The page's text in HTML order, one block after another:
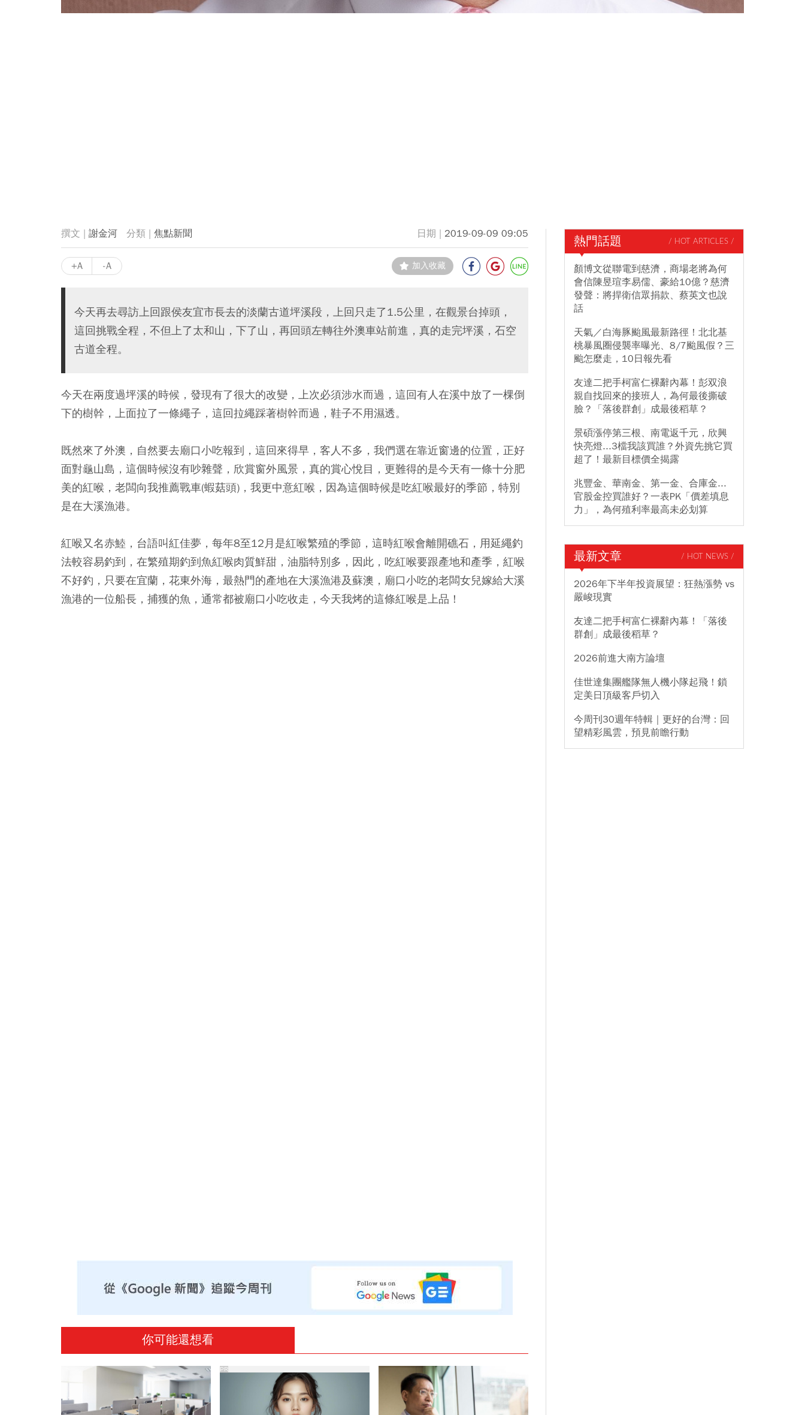
謝金河 焦點新聞 2019-09-09 09:05
+A -A 加入收藏
今天再去尋訪上回跟侯友宜市長去的淡蘭古道坪溪段，上回只走了1.5公里，在觀景台掉頭，
這回挑戰全程，不但上了太和山，下了山，再回頭左轉往外澳車站前進，真的走完坪溪，石空
古道全程。
今天在兩度過坪溪的時候，發現有了很大的改變，上次必須涉水而過，這回有人在溪中放了一棵倒
下的樹幹，上面拉了一條繩子，這回拉繩踩著樹幹而過，鞋子不用濕透。
既然來了外澳，自然要去廟口小吃報到，這回來得早，客人不多，我們選在靠近窗邊的位置，正好
面對龜山島，這個時候沒有吵雜聲，欣賞窗外風景，真的賞心悅目，更難得的是今天有一條十分肥
美的紅喉，老闆向我推薦戰車(蝦菇頭)，我更中意紅喉，因為這個時候是吃紅喉最好的季節，特別
是在大溪漁港。
紅喉又名赤鯥，台語叫紅佳夢，每年8至12月是紅喉繁殖的季節，這時紅喉會離開礁石，用延繩釣
法較容易釣到，在繁殖期釣到魚紅喉肉質鮮甜，油脂特別多，因此，吃紅喉要跟產地和產季，紅喉
不好釣，只要在宜蘭，花東外海，最熱門的產地在大溪漁港及蘇澳，廟口小吃的老闆女兒嫁給大溪
漁港的一位船長，捕獲的魚，通常都被廟口小吃收走，今天我烤的這條紅喉是上品！
你可能還想看
PR
熱門話題 / HOT ARTICLES /
顏博文從聯電到慈濟，商場老將為何
會信陳昱瑄李易儒、豪給10億？慈濟
發聲：將捍衛信眾捐款、蔡英文也說
話
天氣／白海豚颱風最新路徑！北北基
桃暴風圈侵襲率曝光、8/7颱風假？三
颱怎麼走，10日報先看
友達二把手柯富仁裸辭內幕！彭双浪
親自找回來的接班人，為何最後撕破
臉？「落後群創」成最後稻草？
景碩漲停第三根、南電返千元，欣興
快亮燈...3檔我該買誰？外資先挑它買
超了！最新目標價全揭露
兆豐金、華南金、第一金、合庫金...
官股金控買誰好？一表PK「價差填息
力」，為何殖利率最高未必划算
最新文章 / HOT NEWS /
2026年下半年投資展望：狂熱漲勢 vs
嚴峻現實
友達二把手柯富仁裸辭內幕！「落後
群創」成最後稻草？
2026前進大南方論壇
佳世達集團艦隊無人機小隊起飛！鎖
定美日頂級客戶切入
今周刊30週年特輯｜更好的台灣：回
望精彩風雲，預見前瞻行動